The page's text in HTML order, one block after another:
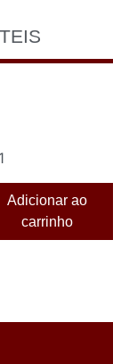
Adicionar ao
carrinho